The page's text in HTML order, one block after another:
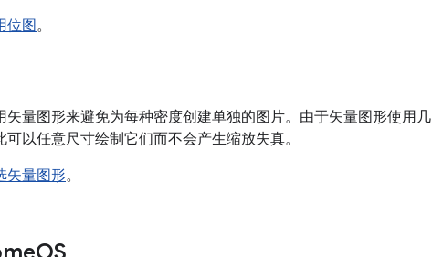
位图。
量图形来避免为每种密度创建单独的图片。由于矢量图形使用几
以任意尺寸绘制它们而不会产生缩放失真。
矢量图形。